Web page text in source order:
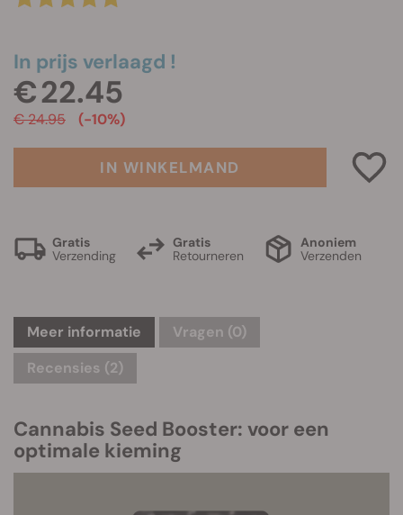
In prijs verlaagd !
€ 22.45
€ 24.95 (-10%)
IN WINKELMAND
Gratis
Verzending
Gratis
Retourneren
Anoniem
Verzenden
Meer informatie Vragen (0)
Recensies (2)
Cannabis Seed Booster: voor een
optimale kieming